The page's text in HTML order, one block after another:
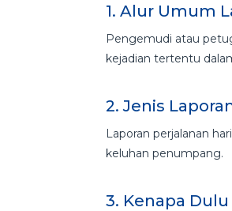
1. Alur Umum
Pengemudi atau
kejadian tertentu
2. Jenis
Laporan perjalanan
keluhan penumpang.
3. Kenapa